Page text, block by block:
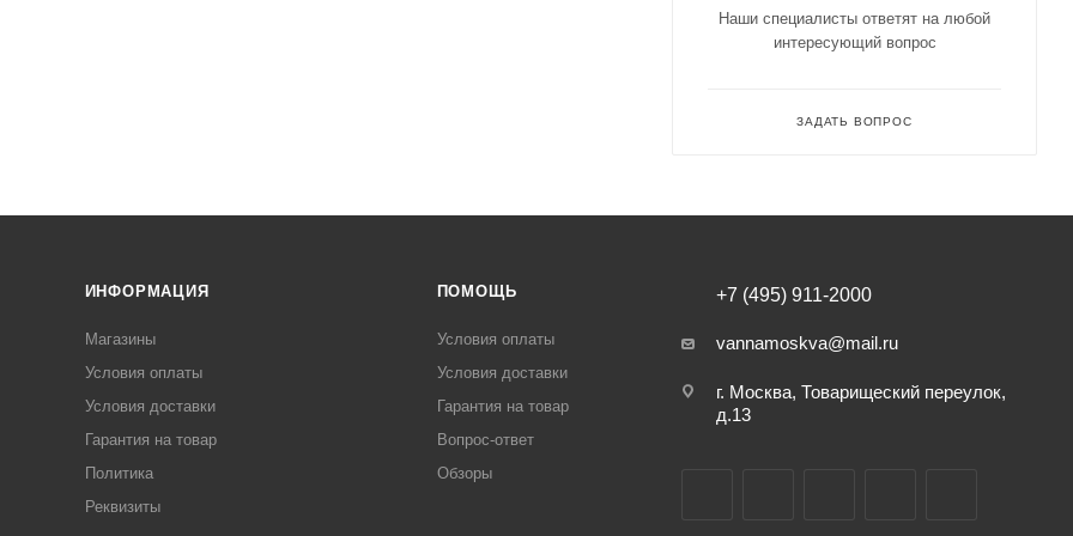
Наши специалисты ответят на любой
интересующий вопрос
ЗАДАТЬ ВОПРОС
ИНФОРМАЦИЯ
Магазины
Условия оплаты
Условия доставки
Гарантия на товар
Политика
Реквизиты
ПОМОЩЬ
Условия оплаты
Условия доставки
Гарантия на товар
Вопрос-ответ
Обзоры
+7 (495) 911-2000
vannamoskva@mail.ru
г. Москва, Товарищеский переулок,
д.13